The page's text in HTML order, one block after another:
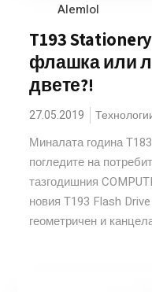
Alemlol
T193
флашка или
двете?!
27.05.2019
Миналата година
погледите на
тазгодишния
новия T193 Flash
геометричен и